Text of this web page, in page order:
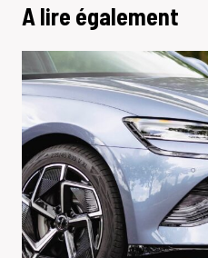
A lire également